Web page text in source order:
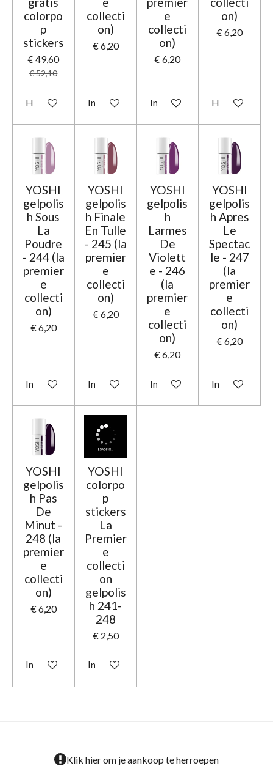
colorpo
p
stickers
€ 49,60
€ 52,10
Houd mij op de hoogte
collecti
on)
€ 6,20
In winkelwagen
e
collecti
on)
€ 6,20
In winkelwagen
on)
€ 6,20
Houd mij op
YOSHI
gelpolis
h Sous
La
Poudre
- 244 (la
premier
e
collecti
on)
€ 6,20
In winkelwagen
YOSHI
gelpolis
h Finale
En Tulle
- 245 (la
premier
e
collecti
on)
€ 6,20
In winkelwagen
YOSHI
gelpolis
h
Larmes
De
Violett
e - 246
(la
premier
e
collecti
on)
€ 6,20
In winkelwagen
YOSHI
gelpolis
h Apres
Le
Spectac
le - 247
(la
premier
e
collecti
on)
€ 6,20
In
YOSHI
gelpolis
h Pas
De
Minut -
248 (la
premier
e
collecti
on)
€ 6,20
In winkelwagen
YOSHI
colorpo
p
stickers
La
Premier
e
collecti
on
gelpolis
h 241-
248
€ 2,50
In winkelwagen
Klik hier om je aankoop te herroepen